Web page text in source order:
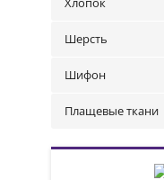
Шерсть
Шифон
Плащевые ткани